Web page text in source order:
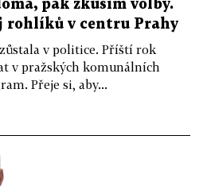
pak zkusím volby.
rohlíků v centru Prahy
v politice. Příští rok
v pražských komunálních
Přeje si, aby...